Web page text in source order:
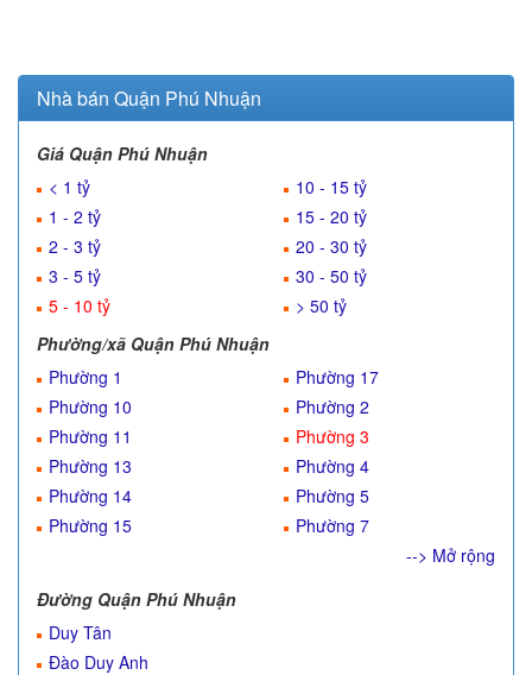
Nhà bán Quận Phú Nhuận
Giá Quận Phú Nhuận
< 1 tỷ
1 - 2 tỷ
2 - 3 tỷ
3 - 5 tỷ
5 - 10 tỷ
10 - 15 tỷ
15 - 20 tỷ
20 - 30 tỷ
30 - 50 tỷ
> 50 tỷ
Phường/xã Quận Phú Nhuận
Phường 1
Phường 10
Phường 11
Phường 13
Phường 14
Phường 15
Phường 17
Phường 2
Phường 3
Phường 4
Phường 5
Phường 7
--> Mở rộng
Đường Quận Phú Nhuận
Duy Tân
Đào Duy Anh